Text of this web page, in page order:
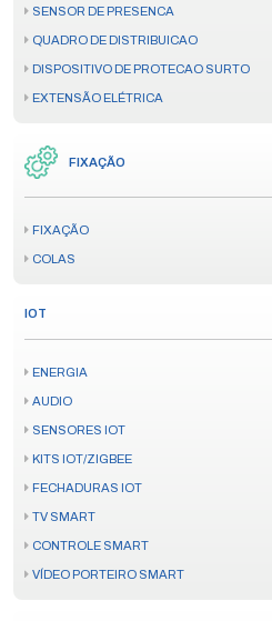
SENSOR DE PRESENCA
QUADRO DE DISTRIBUICAO
DISPOSITIVO DE PROTECAO SURTO
EXTENSÃO ELÉTRICA
FIXAÇÃO
FIXAÇÃO
COLAS
IOT
ENERGIA
AUDIO
SENSORES IOT
KITS IOT/ZIGBEE
FECHADURAS IOT
TV SMART
CONTROLE SMART
VÍDEO PORTEIRO SMART